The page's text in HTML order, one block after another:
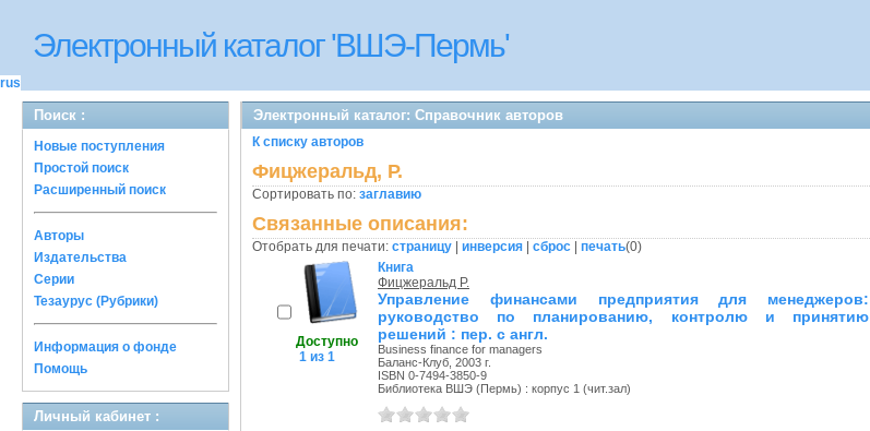
Электронный каталог 'ВШЭ-Пермь'
rus
Поиск :
Новые поступления
Простой поиск
Расширенный поиск
Авторы
Издательства
Серии
Тезаурус (Рубрики)
Информация о фонде
Помощь
Личный кабинет :
Электронный каталог: Справочник авторов
К списку авторов
Фицжеральд, Р.
Сортировать по: заглавию
Связанные описания:
Отобрать для печати: страницу инверсия сброс печать(0)
Доступно
1 из 1
Книга
Фицжеральд Р.
Управление финансами предприятия для менеджеров:
руководство по планированию, контролю и принятию
решений : пер. с англ.
Business finance for managers
Баланс-Клуб, 2003 г.
ISBN 0-7494-3850-9
Библиотека ВШЭ (Пермь) : корпус 1 (чит.зал)